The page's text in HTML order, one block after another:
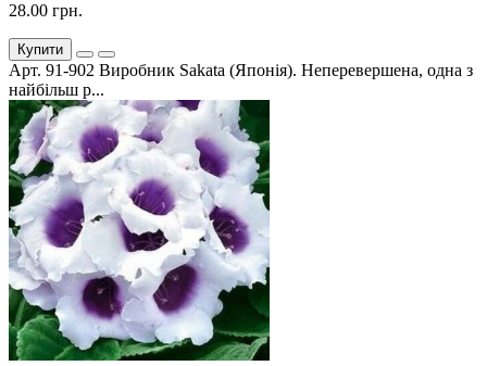
28.00 грн.
Купити
Арт. 91-902 Виробник Sakata (Японія). Неперевершена, одна з
найбільш р...